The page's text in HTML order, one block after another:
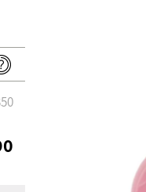
350 מ"ל (9.97
₪